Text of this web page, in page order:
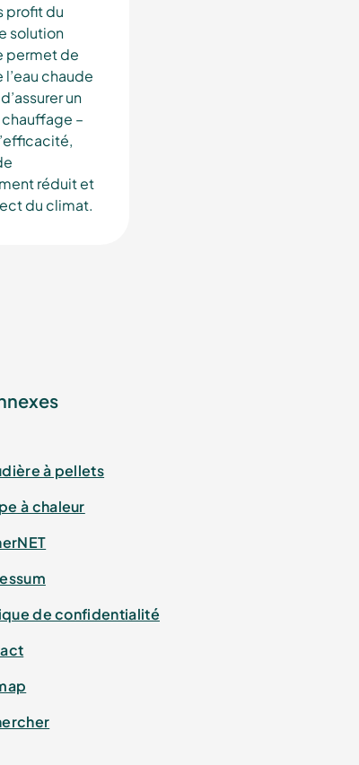
profit du
solution
permet de
chaude
un
–
réduit et
du climat.
à pellets
à chaleur
de confidentialité